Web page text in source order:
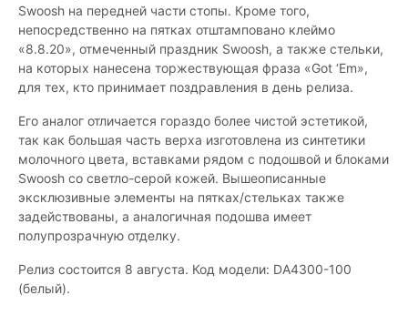
Swoosh на передней части стопы. Кроме того,
непосредственно на пятках отштамповано клеймо
«8.8.20», отмеченный праздник Swoosh, а также стельки,
на которых нанесена торжествующая фраза «Got ‘Em»,
для тех, кто принимает поздравления в день релиза.
Его аналог отличается гораздо более чистой эстетикой,
так как большая часть верха изготовлена ​​из синтетики
молочного цвета, вставками рядом с подошвой и блоками
Swoosh со светло-серой кожей. Вышеописанные
эксклюзивные элементы на пятках/стельках также
задействованы, а аналогичная подошва имеет
полупрозрачную отделку.
Релиз состоится 8 августа. Код модели: DA4300-100
(белый).